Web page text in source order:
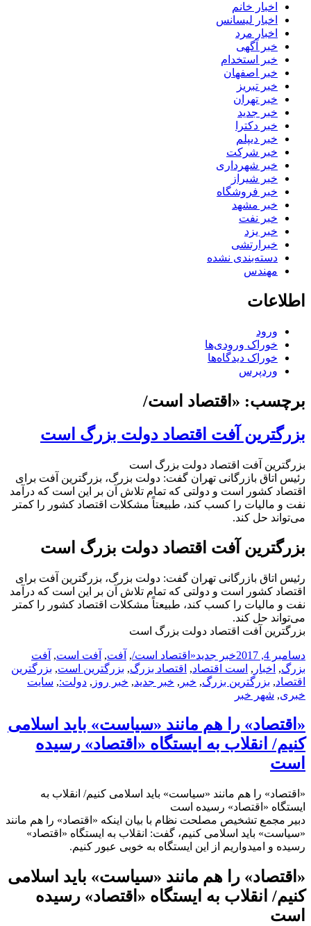
اخبار خانم
اخبار لیسانس
اخبار مرد
خبر آگهی
خبر استخدام
خبر اصفهان
خبر تبریز
خبر تهران
خبر جدید
خبر دکترا
خبر دیپلم
خبر شرکت
خبر شهرداری
خبر شیراز
خبر فروشگاه
خبر مشهد
خبر نفت
خبر یزد
خبرارتشی
دسته‌بندی نشده
مهندس
اطلاعات
ورود
خوراک ورودی‌ها
خوراک دیدگاه‌ها
وردپرس
برچسب: «اقتصاد است/
بزرگترین آفت اقتصاد دولت بزرگ است
بزرگترین آفت اقتصاد دولت بزرگ است
رئیس اتاق بازرگانی تهران گفت: دولت بزرگ، بزرگترین آفت برای
اقتصاد کشور است و دولتی که تمام تلاش آن بر این است که درآمد
نفت و مالیات را کسب کند، طبیعتاً مشکلات اقتصاد کشور را کمتر
می‌تواند حل کند.
بزرگترین آفت اقتصاد دولت بزرگ است
رئیس اتاق بازرگانی تهران گفت: دولت بزرگ، بزرگترین آفت برای
اقتصاد کشور است و دولتی که تمام تلاش آن بر این است که درآمد
نفت و مالیات را کسب کند، طبیعتاً مشکلات اقتصاد کشور را کمتر
می‌تواند حل کند.
بزرگترین آفت اقتصاد دولت بزرگ است
ارسال
شده
در
دسامبر 4, 2017 نویسنده
دسته‌ها
خبر جدیدبرچسب‌ها
«اقتصاد است/, آفت, آفت است, آفت
بزرگ, اخبار , است اقتصاد, اقتصاد بزرگ, بزرگترین است, بزرگترین
اقتصاد, بزرگترین بزرگ, خبر , خبر جدید, خبر روز , دولت:, سایت
خبری, شهر خبر
«اقتصاد» را هم مانند «سیاست» باید اسلامی
کنیم/ انقلاب به ایستگاه «اقتصاد» رسیده
است
«اقتصاد» را هم مانند «سیاست» باید اسلامی کنیم/ انقلاب به
ایستگاه «اقتصاد» رسیده است
دبیر مجمع تشخیص مصلحت نظام با بیان اینکه «اقتصاد» را هم مانند
«سیاست» باید اسلامی کنیم، گفت: انقلاب به ایستگاه «اقتصاد»
رسیده و امیدواریم از این ایستگاه به خوبی عبور کنیم.
«اقتصاد» را هم مانند «سیاست» باید اسلامی
کنیم/ انقلاب به ایستگاه «اقتصاد» رسیده
است